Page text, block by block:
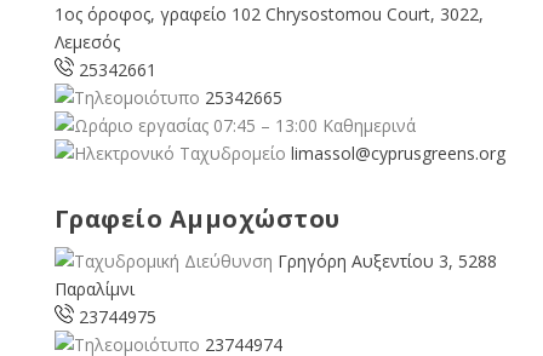
1ος όροφος, γραφείο 102 Chrysostomou Court, 3022,
Λεμεσός
25342661
25342665
07:45 – 13:00 Καθημερινά
limassol@cyprusgreens.org
Γραφείο Αμμοχώστου
Γρηγόρη Αυξεντίου 3, 5288
Παραλίμνι
23744975
23744974